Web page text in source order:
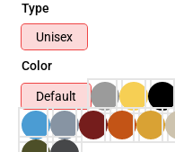
Type
Unisex
Color
Default